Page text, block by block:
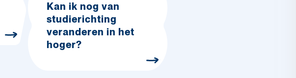
Kan ik nog van
studierichting
veranderen in het
hoger?